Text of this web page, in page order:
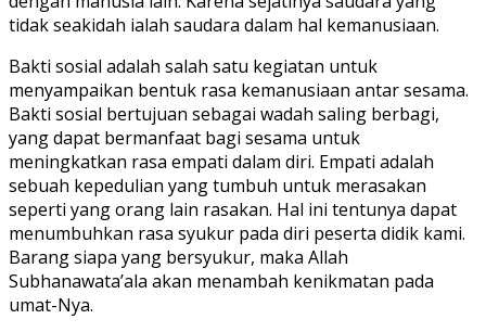
tidak seakidah ialah saudara dalam hal kemanusiaan.
Bakti sosial adalah salah satu kegiatan untuk
menyampaikan bentuk rasa kemanusiaan antar sesama.
Bakti sosial bertujuan sebagai wadah saling berbagi,
yang dapat bermanfaat bagi sesama untuk
meningkatkan rasa empati dalam diri. Empati adalah
sebuah kepedulian yang tumbuh untuk merasakan
seperti yang orang lain rasakan. Hal ini tentunya dapat
menumbuhkan rasa syukur pada diri peserta didik kami.
Barang siapa yang bersyukur, maka Allah
Subhanawata’ala akan menambah kenikmatan pada
umat-Nya.